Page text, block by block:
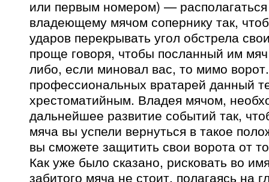
или первым номером) —
владеющему мячом сопернику так,
ударов перекрывать угол обстрела
проще говоря, чтобы посланный им
либо, если миновал вас, то мимо
профессиональных вратарей данный
хрестоматийным. Владея мячом,
дальнейшее развитие событий так,
мяча вы успели вернуться в такое
вы сможете защитить свои ворота от
Как уже было сказано, рисковать во
забитого мяча не стоит, полагаясь на